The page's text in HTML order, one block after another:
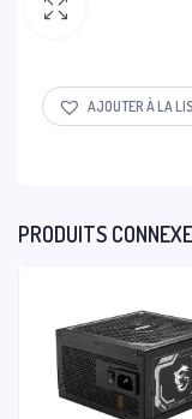
AJOUTER À LA
PRODUITS